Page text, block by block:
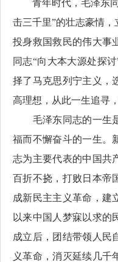
青年时代，毛泽东同
击三千里”的壮志豪情，
投身救国救民的伟大事
同志“向大本大源处探
择了马克思列宁主义，
高理想，从此一生追寻
毛泽东同志的一生是
福而不懈奋斗的一生。
志为主要代表的中国共
百折不挠，打败日本帝
成新民主主义革命，建
以来中国人梦寐以求的
成立后，团结带领人民
义革命，消灭延续几千